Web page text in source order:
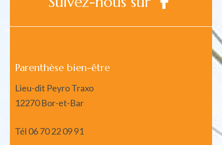
Parenthèse bien-être
Lieu-dit Peyro Traxo
12270 Bor-et-Bar
Tél 06 70 22 09 91